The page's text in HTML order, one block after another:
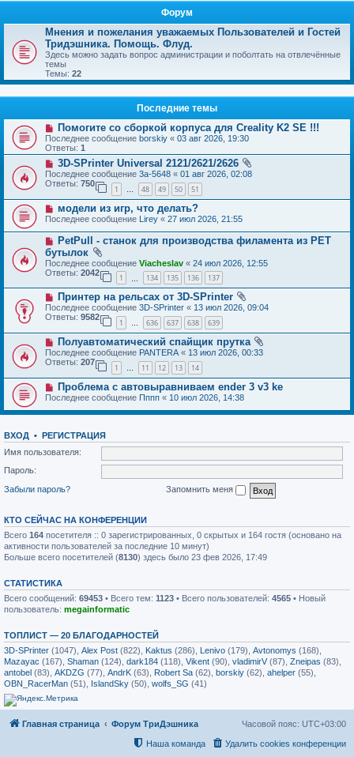
Форум
Мнения и пожелания уважаемых Пользователей и Гостей
Тридэшника. Помощь. Флуд.
Здесь можно задать вопрос администрации и поболтать на отвлечённые
темы
Темы: 22
Последние темы
Помогите со сборкой корпуса для Creality K2 SE !!!
Последнее сообщение borskiy « 03 авг 2026, 19:30
Ответы: 1
3D-SPrinter Universal 2121/2621/2626
Последнее сообщение 3a-5648 « 01 авг 2026, 02:08
Ответы: 750
1 … 48 49 50 51
модели из игр, что делать?
Последнее сообщение Lirey « 27 июл 2026, 21:55
PetPull - cтанок для производства филамента из PET
бутылок
Последнее сообщение Viacheslav « 24 июл 2026, 12:55
Ответы: 2042
1 134 135 136 137
Принтер на рельсах от 3D-SPrinter
Последнее сообщение 3D-SPrinter « 13 июл 2026, 09:04
Ответы: 9582
1 … 636 637 638 639
Полуавтоматический спайщик прутка
Последнее сообщение PANTERA « 13 июл 2026, 00:33
Ответы: 207
1 … 11 12 13 14
Проблема с автовыравниваем ender 3 v3 ke
Последнее сообщение Пппп « 10 июл 2026, 14:38
ВХОД • РЕГИСТРАЦИЯ
Имя пользователя:
Пароль:
Забыли пароль?
Запомнить меня
КТО СЕЙЧАС НА КОНФЕРЕНЦИИ
Всего 164 посетителя :: 0 зарегистрированных, 0 скрытых и 164 гостя (основано на
активности пользователей за последние 10 минут)
Больше всего посетителей (8130) здесь было 23 фев 2026, 17:49
СТАТИСТИКА
Всего сообщений: 69453 • Всего тем: 1123 • Всего пользователей: 4565 • Новый
пользователь: megainformatic
ТОПЛИСТ — 20 БЛАГОДАРНОСТЕЙ
3D-SPrinter (1047), Alex Post (822), Kaktus (286), Lenivo (179), Avtonomys (168),
Mazayac (167), Shaman (124), dark184 (118), Vikent (90), vladimirV(87), Zneipas (83),
antobel (83), AKDZG (77), AndrK (63), Robert Sa (62), borskiy (62), ahelper (55),
OBN_RacerMan (51), IslandSky (50), wolfs_SG (41)
Главная страница Форум ТриДэшника Часовой пояс: UTC+03:00
Удалить cookies конференции
Наша команда